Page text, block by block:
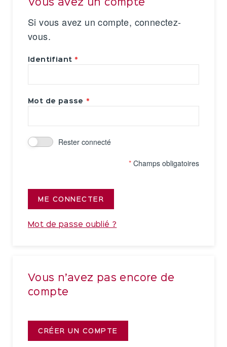
Vous avez un compte
Si vous avez un compte, connectez-
vous.
Identifiant
Mot de passe
Rester connecté
* Champs obligatoires
ME CONNECTER
Mot de passe oublié ?
Vous n’avez pas encore de
compte
CRÉER UN COMPTE